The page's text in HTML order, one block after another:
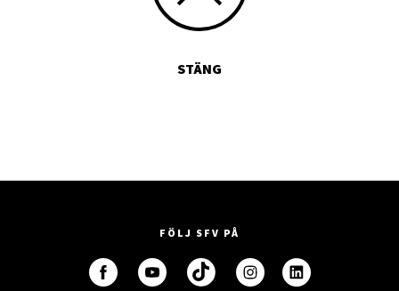
STÄNG
FÖLJ SFV PÅ